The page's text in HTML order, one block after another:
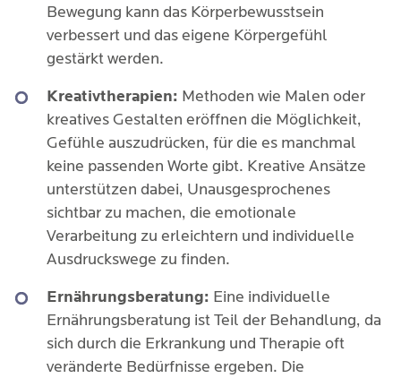
Bewegung kann das Körperbewusstsein
verbessert und das eigene Körpergefühl
gestärkt werden.
Kreativtherapien: Methoden wie Malen oder
kreatives Gestalten eröffnen die Möglichkeit,
Gefühle auszudrücken, für die es manchmal
keine passenden Worte gibt. Kreative Ansätze
unterstützen dabei, Unausgesprochenes
sichtbar zu machen, die emotionale
Verarbeitung zu erleichtern und individuelle
Ausdruckswege zu finden.
Ernährungsberatung: Eine individuelle
Ernährungsberatung ist Teil der Behandlung, da
sich durch die Erkrankung und Therapie oft
veränderte Bedürfnisse ergeben. Die